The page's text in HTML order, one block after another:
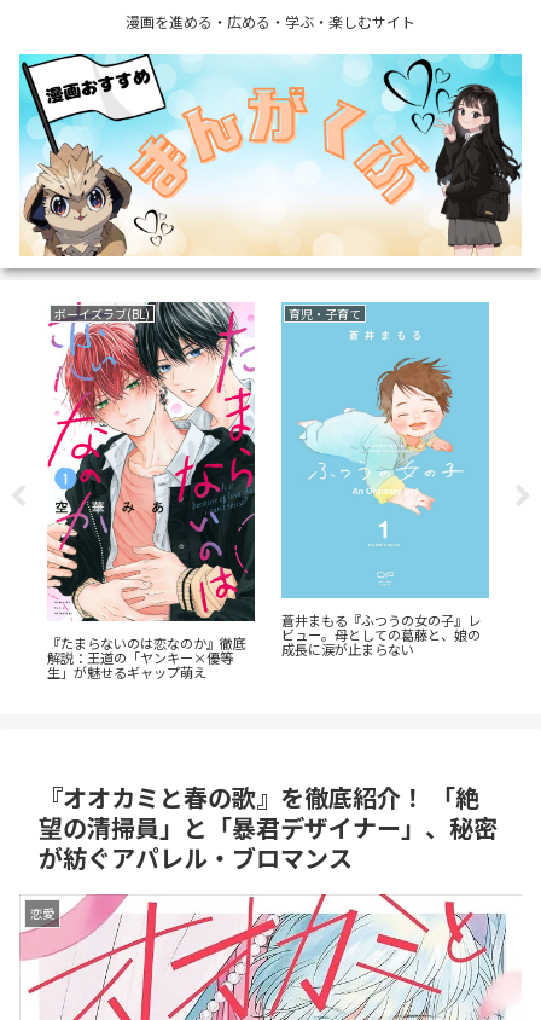
漫画を進める・広める・学ぶ・楽しむサイト
ボーイズラブ(BL)
『たまらないのは恋なのか』徹底
解説：王道の「ヤンキー×優等
生」が魅せるギャップ萌え
育児・子育て
蒼井まもる『ふつうの女の子』レ
ビュー。母としての葛藤と、娘の
成長に涙が止まらない
『オオカミと春の歌』を徹底紹介！ 「絶
望の清掃員」と「暴君デザイナー」、秘密
が紡ぐアパレル・ブロマンス
恋愛